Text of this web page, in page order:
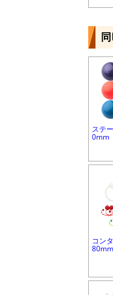
ステ
0mm
コン
80mm